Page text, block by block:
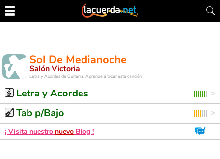
Sol De Medianoche
Salón Victoria
Letra y Acordes de Guitarra. Aprende a tocar esta canción
Letra y Acordes
Tab p/Bajo
¡ Visita nuestro nuevo Blog !